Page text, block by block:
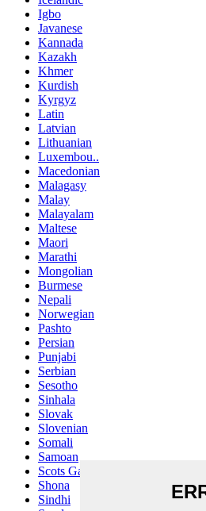
Igbo
Javanese
Kannada
Kazakh
Khmer
Kurdish
Kyrgyz
Latin
Latvian
Lithuanian
Luxembou..
Macedonian
Malagasy
Malay
Malayalam
Maltese
Maori
Marathi
Mongolian
Burmese
Nepali
Norwegian
Pashto
Persian
Punjabi
Serbian
Sesotho
Sinhala
Slovak
Slovenian
Somali
Samoan
Scots Gaelic
Shona
Sindhi